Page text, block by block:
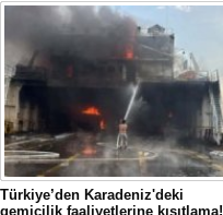
Türkiye’den Karadeniz'deki
gemicilik faaliyetlerine kısıtlama!